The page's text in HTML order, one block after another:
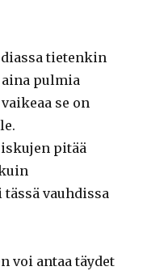
tietenkin
aina pulmia
se on
pitää
vauhdissa
voi antaa täydet